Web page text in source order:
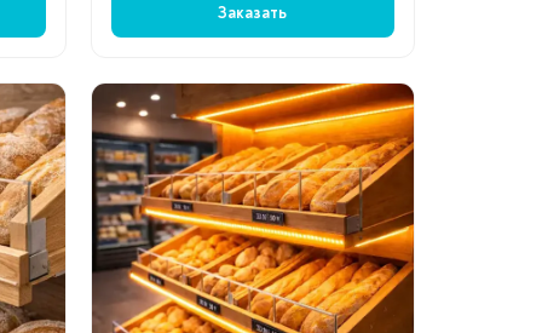
Заказать